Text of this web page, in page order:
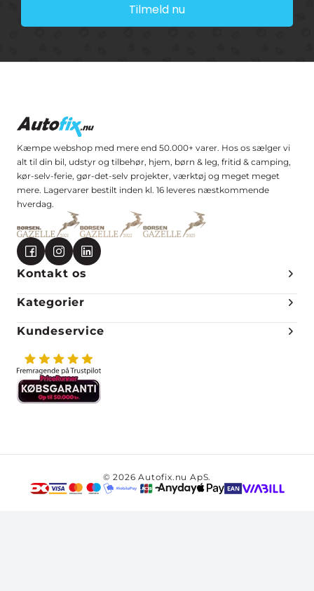
Tilmeld nu
Kæmpe webshop med mere end 50.000+ varer. Hos os sælger vi
alt til din bil, udstyr og tilbehør, hjem, børn & leg, fritid & camping,
kør-selv-ferie, gør-det-selv projekter, værktøj og meget meget
mere. Lagervarer bestilt inden kl. 16 leveres næstkommende
hverdag.
Kontakt os
Kategorier
Kundeservice
© 2026 Autofix.nu ApS.